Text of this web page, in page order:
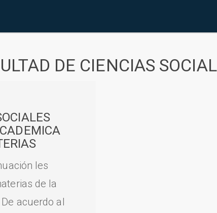
DE CIENCIAS
les
de la
acuerdo al